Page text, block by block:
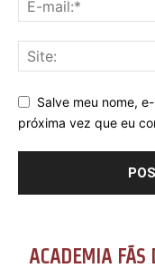
Salve meu nome,
próxima vez que eu
ACADEMIA FÃS